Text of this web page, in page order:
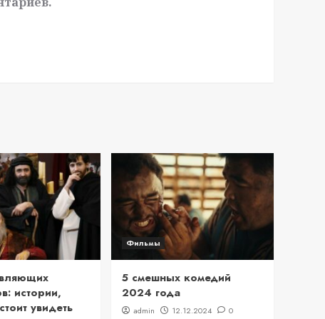
истории,
увидеть
Фильмы
5 смешных комедий
2024 года
admin 12.12.2024 0